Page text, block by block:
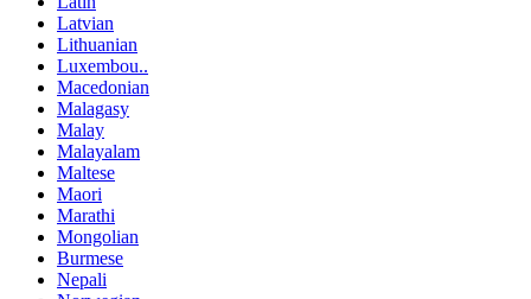
Latvian
Lithuanian
Luxembou..
Macedonian
Malagasy
Malay
Malayalam
Maltese
Maori
Marathi
Mongolian
Burmese
Nepali